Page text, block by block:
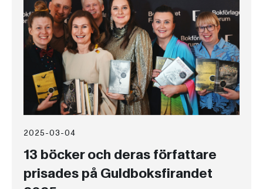
2025-03-04
13 böcker och deras författare
prisades på Guldboksfirandet